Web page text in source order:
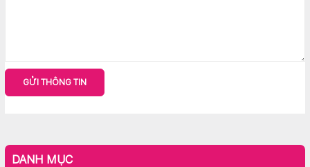
GỬI THÔNG TIN
DANH MỤC